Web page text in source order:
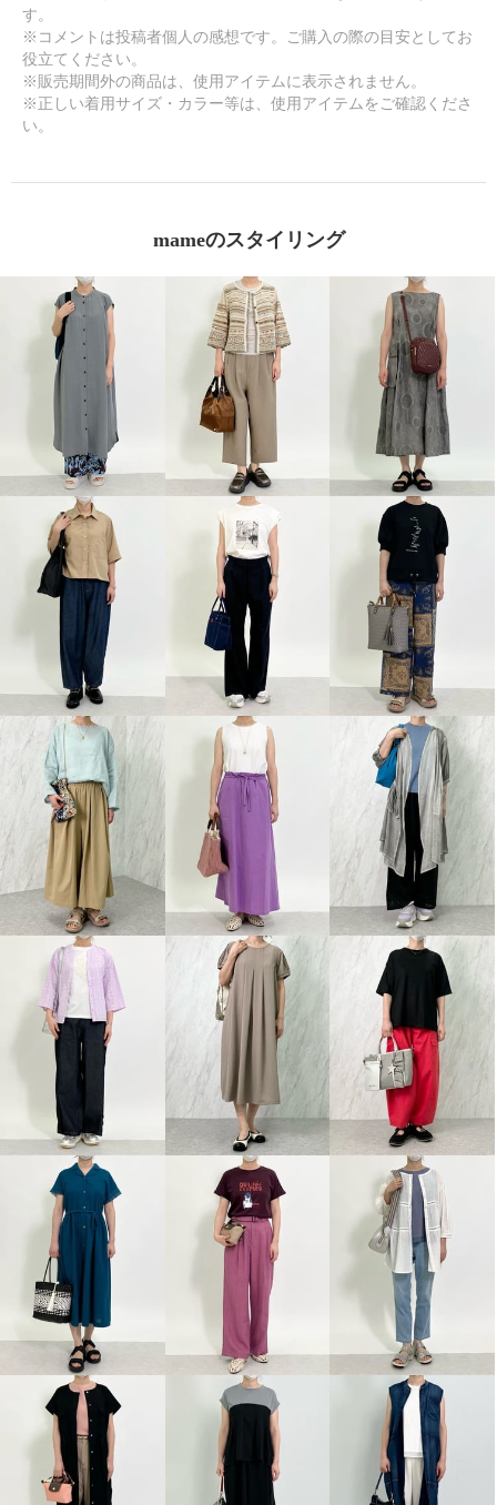
す。
※コメントは投稿者個人の感想です。ご購入の際の目安としてお
役立てください。
※販売期間外の商品は、使用アイテムに表示されません。
※正しい着用サイズ・カラー等は、使用アイテムをご確認くださ
い。
mameのスタイリング